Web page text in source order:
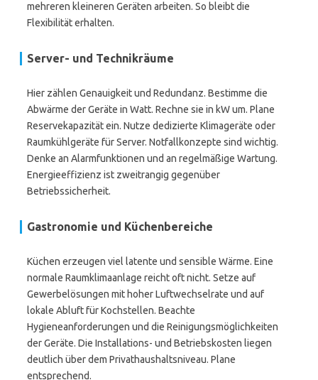
mehreren kleineren Geräten arbeiten. So bleibt die
Flexibilität erhalten.
Server- und Technikräume
Hier zählen Genauigkeit und Redundanz. Bestimme die
Abwärme der Geräte in Watt. Rechne sie in kW um. Plane
Reservekapazität ein. Nutze dedizierte Klimageräte oder
Raumkühlgeräte für Server. Notfallkonzepte sind wichtig.
Denke an Alarmfunktionen und an regelmäßige Wartung.
Energieeffizienz ist zweitrangig gegenüber
Betriebssicherheit.
Gastronomie und Küchenbereiche
Küchen erzeugen viel latente und sensible Wärme. Eine
normale Raumklimaanlage reicht oft nicht. Setze auf
Gewerbelösungen mit hoher Luftwechselrate und auf
lokale Abluft für Kochstellen. Beachte
Hygieneanforderungen und die Reinigungsmöglichkeiten
der Geräte. Die Installations- und Betriebskosten liegen
deutlich über dem Privathaushaltsniveau. Plane
entsprechend.